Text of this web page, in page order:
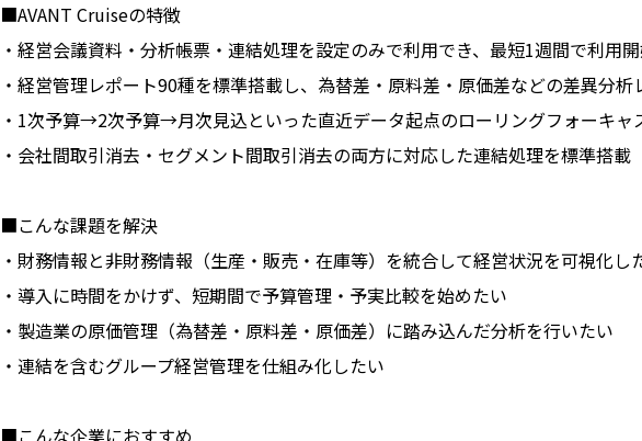
■AVANT Cruiseの特徴
・経営会議資料・分析帳票・連結処理を設定のみで利用でき、最短1週間で利用
・経営管理レポート90種を標準搭載し、為替差・原料差・原価差などの差異分析
・1次予算→2次予算→月次見込といった直近データ起点のローリングフォーキャ
・会社間取引消去・セグメント間取引消去の両方に対応した連結処理を標準搭載
■こんな課題を解決
・財務情報と非財務情報（生産・販売・在庫等）を統合して経営状況を可視化し
・導入に時間をかけず、短期間で予算管理・予実比較を始めたい
・製造業の原価管理（為替差・原料差・原価差）に踏み込んだ分析を行いたい
・連結を含むグループ経営管理を仕組み化したい
■こんな企業におすすめ